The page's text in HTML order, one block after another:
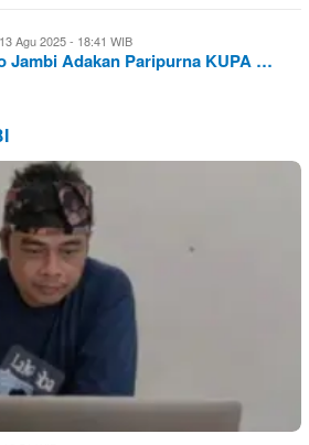
13 Agu 2025 - 18:41 WIB
Jambi Adakan Paripurna KUPA …